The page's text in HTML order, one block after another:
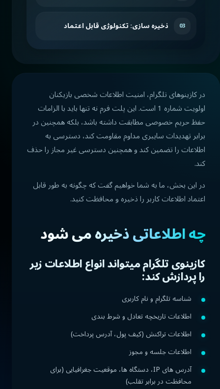
03 ذخیره سازی: تکنولوژی قابل اعتماد
در کازینوهای تلگرام، امنیت اطلاعات شخصی بازیکنان
اولویت شماره 1 است. این پلت فرم نه تنها باید با الزامات
حفظ حریم خصوصی مطابقت داشته باشد، بلکه همچنین در
برابر تهدیدات سایبری مداوم مقاومت کند، دسترسی به
اطلاعات را تضمین کند و همچنین دسترسی غیر مجاز را حذف
کند.
در این بخش، ما به شما خواهیم گفت که چگونه به طور قابل
اعتماد اطلاعات کاربر را ذخیره و محافظت کنید.
چه اطلاعاتی ذخیره می شود
کازینوی تلگرام میتواند انواع اطلاعات زیر
را پردازش کند:
شناسه تلگرام و نام کاربری
اطلاعات تاریخچه تعادل و شرط بندی
اطلاعات تراکنش (کیف پول، آدرس پرداخت)
اطلاعات جلسه و مجوز
آدرس های IP، دستگاه ها، موقعیت جغرافیایی (برای
محافظت در برابر تقلب)